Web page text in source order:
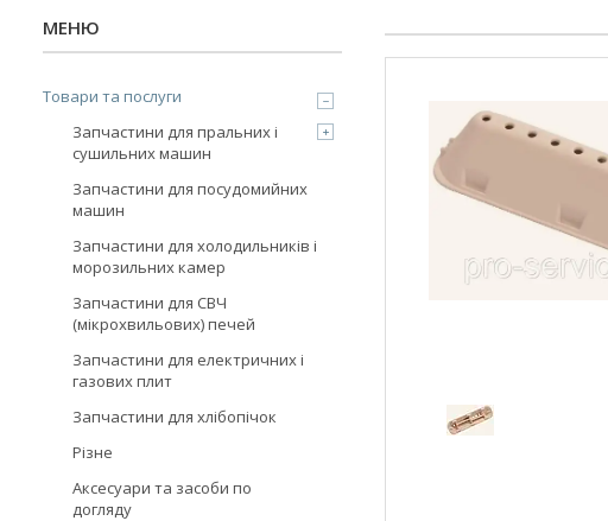
Товари та послуги
Запчастини для пральних і
сушильних машин
Запчастини для посудомийних
машин
Запчастини для холодильників і
морозильних камер
Запчастини для СВЧ
(мікрохвильових) печей
Запчастини для електричних і
газових плит
Запчастини для хлібопічок
Різне
Аксесуари та засоби по
догляду